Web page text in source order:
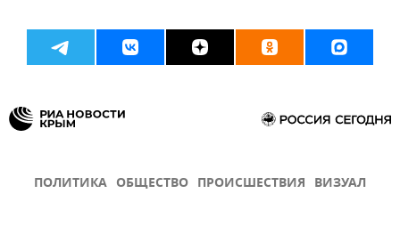
ПОЛИТИКА ОБЩЕСТВО ПРОИСШЕСТВИЯ ВИЗУАЛ